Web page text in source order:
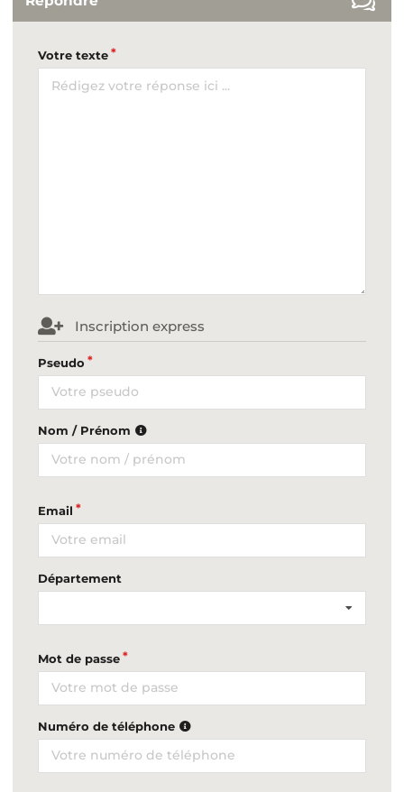
Votre texte
Inscription express
Pseudo
Nom / Prénom
Email
Département
Mot de passe
Numéro de téléphone